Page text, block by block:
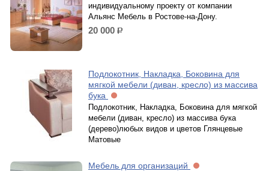
индивидуальному проекту от компании
Альянс Мебель в Ростове-на-Дону.
20 000 р.
Подлокотник, Накладка, Боковина для
мягкой мебели (диван, кресло) из массива
бука
Подлокотник, Накладка, Боковина для мягкой
мебели (диван, кресло) из массива бука
(дерево)любых видов и цветов Глянцевые
Матовые
Мебель для организаций